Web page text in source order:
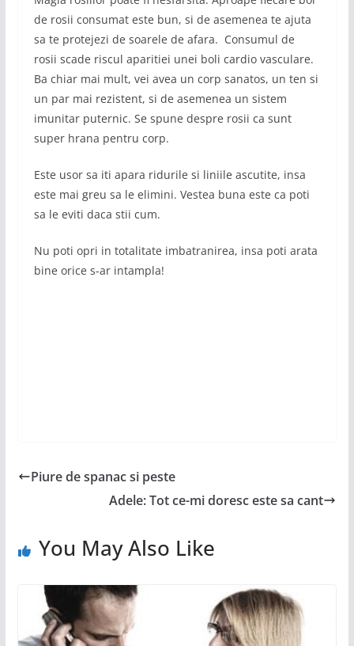
de rosii consumat este bun, si de asemenea te ajuta
sa te protejezi de soarele de afara. Consumul de
rosii scade riscul aparitiei unei boli cardio vasculare.
Ba chiar mai mult, vei avea un corp sanatos, un ten si
un par mai rezistent, si de asemenea un sistem
imunitar puternic. Se spune despre rosii ca sunt
super hrana pentru corp.
Este usor sa iti apara ridurile si liniile ascutite, insa
este mai greu sa le elimini. Vestea buna este ca poti
sa le eviti daca stii cum.
Nu poti opri in totalitate imbatranirea, insa poti arata
bine orice s-ar intampla!
Piure de spanac si peste
Adele: Tot ce-mi doresc este sa cant
You May Also Like